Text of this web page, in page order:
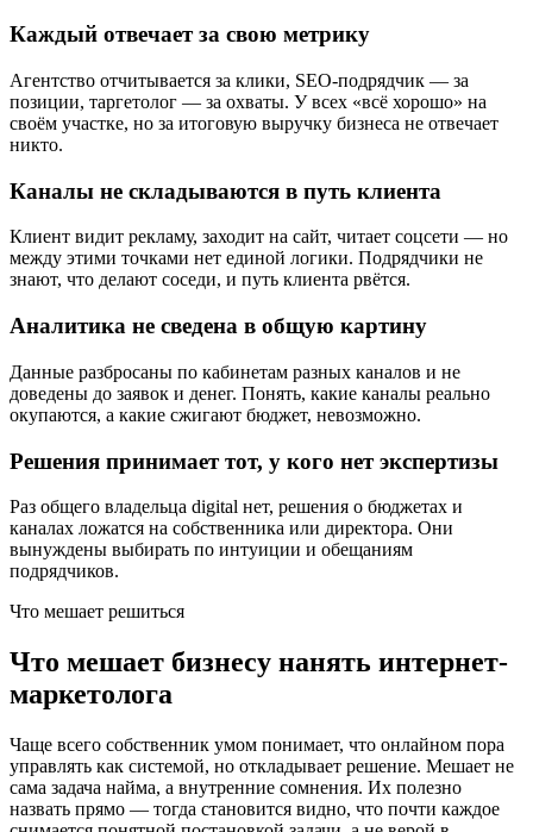
Каждый отвечает за свою метрику
Агентство отчитывается за клики, SEO-подрядчик — за
позиции, таргетолог — за охваты. У всех «всё хорошо» на
своём участке, но за итоговую выручку бизнеса не отвечает
никто.
Каналы не складываются в путь клиента
Клиент видит рекламу, заходит на сайт, читает соцсети — но
между этими точками нет единой логики. Подрядчики не
знают, что делают соседи, и путь клиента рвётся.
Аналитика не сведена в общую картину
Данные разбросаны по кабинетам разных каналов и не
доведены до заявок и денег. Понять, какие каналы реально
окупаются, а какие сжигают бюджет, невозможно.
Решения принимает тот, у кого нет экспертизы
Раз общего владельца digital нет, решения о бюджетах и
каналах ложатся на собственника или директора. Они
вынуждены выбирать по интуиции и обещаниям
подрядчиков.
Что мешает решиться
Что мешает бизнесу нанять интернет-
маркетолога
Чаще всего собственник умом понимает, что онлайном пора
управлять как системой, но откладывает решение. Мешает не
сама задача найма, а внутренние сомнения. Их полезно
назвать прямо — тогда становится видно, что почти каждое